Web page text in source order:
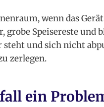
wenn das
grobe Speisereste und
und sich nicht
zerlegen.
ein